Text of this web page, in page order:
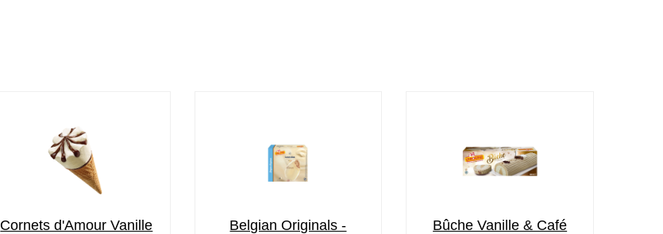
Cornets d'Amour Vanille
Belgian Originals -
Bûche Vanille & Café